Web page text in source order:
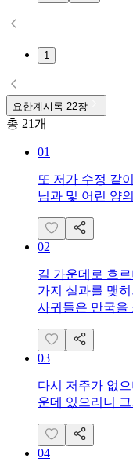
1
요한계시록 22장
총 21개
01
또 저가 수정 같
님과 및 어린 양
02
길 가운데로 흐
가지 실과를 맺
사귀들은 만국을
03
다시 저주가 없
운데 있으리니
04